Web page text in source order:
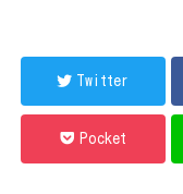
Twitter
Pocket